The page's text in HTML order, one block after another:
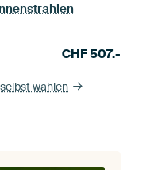
CHF507.-
wählen